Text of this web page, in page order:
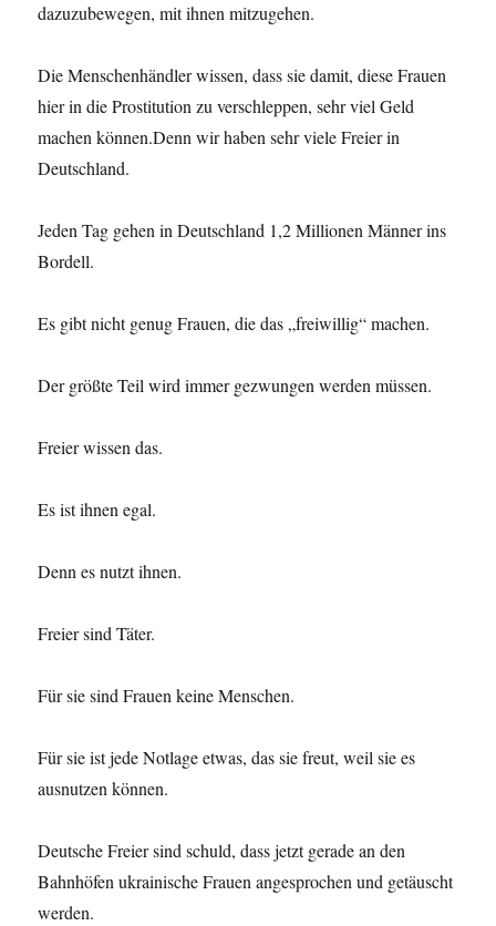
dazuzubewegen, mit ihnen mitzugehen.
Die Menschenhändler wissen, dass sie damit, diese Frauen
hier in die Prostitution zu verschleppen, sehr viel Geld
machen können.Denn wir haben sehr viele Freier in
Deutschland.
Jeden Tag gehen in Deutschland 1,2 Millionen Männer ins
Bordell.
Es gibt nicht genug Frauen, die das „freiwillig“ machen.
Der größte Teil wird immer gezwungen werden müssen.
Freier wissen das.
Es ist ihnen egal.
Denn es nutzt ihnen.
Freier sind Täter.
Für sie sind Frauen keine Menschen.
Für sie ist jede Notlage etwas, das sie freut, weil sie es
ausnutzen können.
Deutsche Freier sind schuld, dass jetzt gerade an den
Bahnhöfen ukrainische Frauen angesprochen und getäuscht
werden.